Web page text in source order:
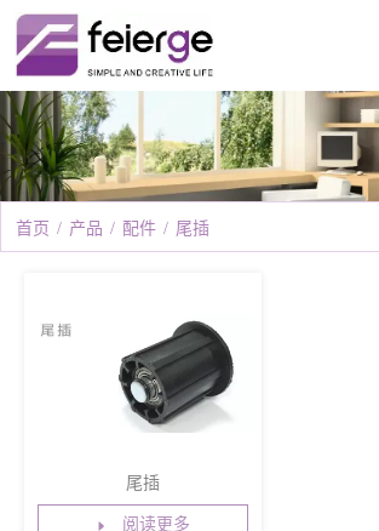
首页 / 产品 / 配件 / 尾插
尾插
阅读更多